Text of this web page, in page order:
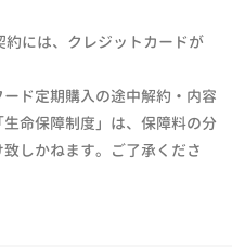
には、クレジットカードが
ード定期購入の途中解約・内容
命保障制度」は、保障料の分
しかねます。ご了承くださ